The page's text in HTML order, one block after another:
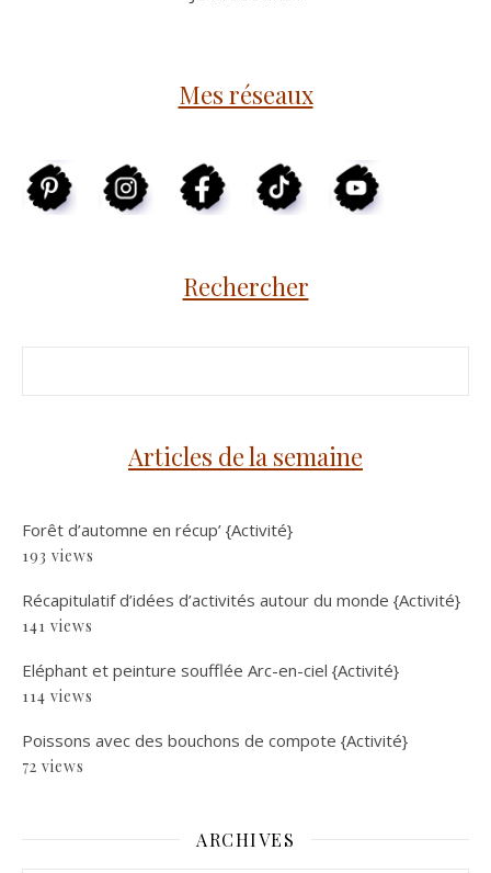
Mes réseaux
Rechercher
Articles de la semaine
Forêt d’automne en récup’ {Activité}
193 views
Récapitulatif d’idées d’activités autour du monde {Activité}
141 views
Eléphant et peinture soufflée Arc-en-ciel {Activité}
114 views
Poissons avec des bouchons de compote {Activité}
72 views
ARCHIVES